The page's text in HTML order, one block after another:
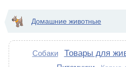
Домашние животные
Собаки Товары для